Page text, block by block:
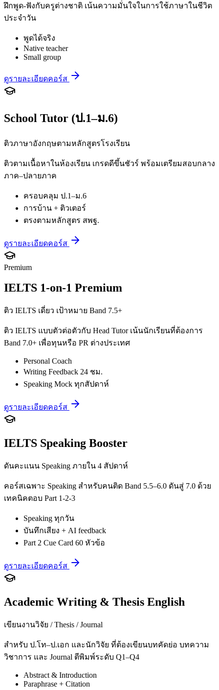
ฝึกพูด-ฟังกับครูต่างชาติ เน้นความมั่นใจในการใช้ภาษาในชีวิต
ประจำวัน
พูดได้จริง
Native teacher
Small group
ดูรายละเอียดคอร์ส
School Tutor (ป.1–ม.6)
ติวภาษาอังกฤษตามหลักสูตรโรงเรียน
ติวตามเนื้อหาในห้องเรียน เกรดดีขึ้นชัวร์ พร้อมเตรียมสอบกลาง
ภาค–ปลายภาค
ครอบคลุม ป.1–ม.6
การบ้าน + ติวเตอร์
ตรงตามหลักสูตร สพฐ.
ดูรายละเอียดคอร์ส
Premium
IELTS 1-on-1 Premium
ติว IELTS เดี่ยว เป้าหมาย Band 7.5+
ติว IELTS แบบตัวต่อตัวกับ Head Tutor เน้นนักเรียนที่ต้องการ
Band 7.0+ เพื่อทุนหรือ PR ต่างประเทศ
Personal Coach
Writing Feedback 24 ชม.
Speaking Mock ทุกสัปดาห์
ดูรายละเอียดคอร์ส
IELTS Speaking Booster
ดันคะแนน Speaking ภายใน 4 สัปดาห์
คอร์สเฉพาะ Speaking สำหรับคนติด Band 5.5–6.0 ดันสู่ 7.0 ด้วย
เทคนิคตอบ Part 1-2-3
Speaking ทุกวัน
บันทึกเสียง + AI feedback
Part 2 Cue Card 60 หัวข้อ
ดูรายละเอียดคอร์ส
Academic Writing & Thesis English
เขียนงานวิจัย / Thesis / Journal
สำหรับ ป.โท–ป.เอก และนักวิจัย ที่ต้องเขียนบทคัดย่อ บทความ
วิชาการ และ Journal ตีพิมพ์ระดับ Q1–Q4
Abstract & Introduction
Paraphrase + Citation